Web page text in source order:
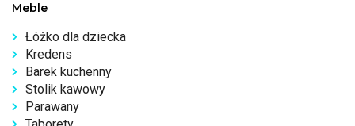
Meble
Łóżko dla dziecka
Kredens
Barek kuchenny
Stolik kawowy
Parawany